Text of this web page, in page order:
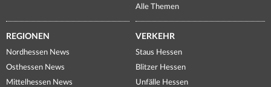
Alle Themen
REGIONEN
Nordhessen News
Osthessen News
Mittelhessen News
VERKEHR
Staus Hessen
Blitzer Hessen
Unfälle Hessen